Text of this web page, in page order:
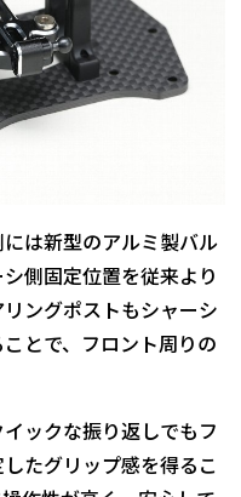
は新型のアルミ製バル
側固定位置を従来より
ングポストもシャーシ
とで、フロント周りの
ックな振り返しでもフ
たグリップ感を得るこ